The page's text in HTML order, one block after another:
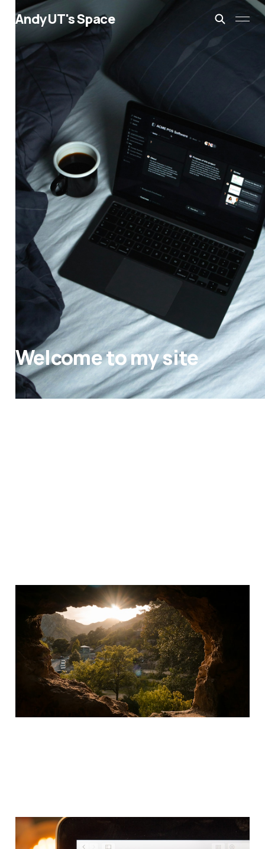
AndyUT's Space
Welcome to my site
過去的烏托邦，探討
Project A 的前世今生
28 2月 2026 1 min read
柏斯琴行網站被駭,